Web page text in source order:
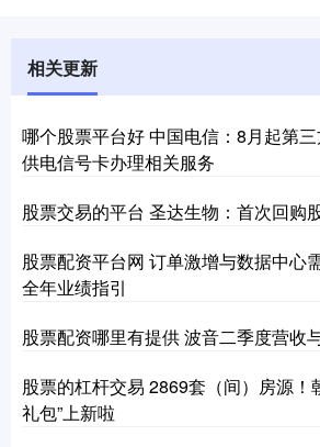
相关更新
哪个股票平台好 中国电信：8月起第
供电信号卡办理相关服务
股票交易的平台 圣达生物：首次回购
股票配资平台网 订单激增与数据中心
全年业绩指引
股票配资哪里有提供 波音二季度营收
股票的杠杆交易 2869套（间）房源！
礼包”上新啦